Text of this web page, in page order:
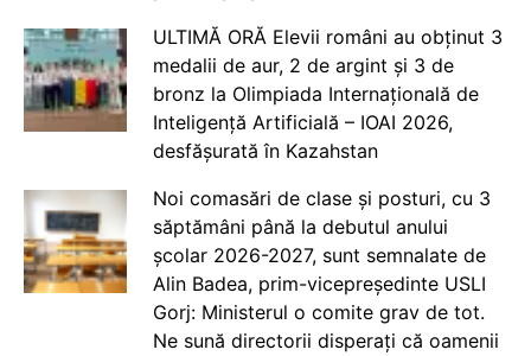
ULTIMĂ ORĂ Elevii români au obținut 3
medalii de aur, 2 de argint și 3 de
bronz la Olimpiada Internațională de
Inteligență Artificială – IOAI 2026,
desfășurată în Kazahstan
Noi comasări de clase și posturi, cu 3
săptămâni până la debutul anului
școlar 2026-2027, sunt semnalate de
Alin Badea, prim-vicepreședinte USLI
Gorj: Ministerul o comite grav de tot.
Ne sună directorii disperați că oamenii